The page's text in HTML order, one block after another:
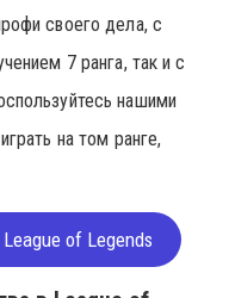
своего дела, с
7 ранга, так и с
нашими
на том ранге,
of Legends